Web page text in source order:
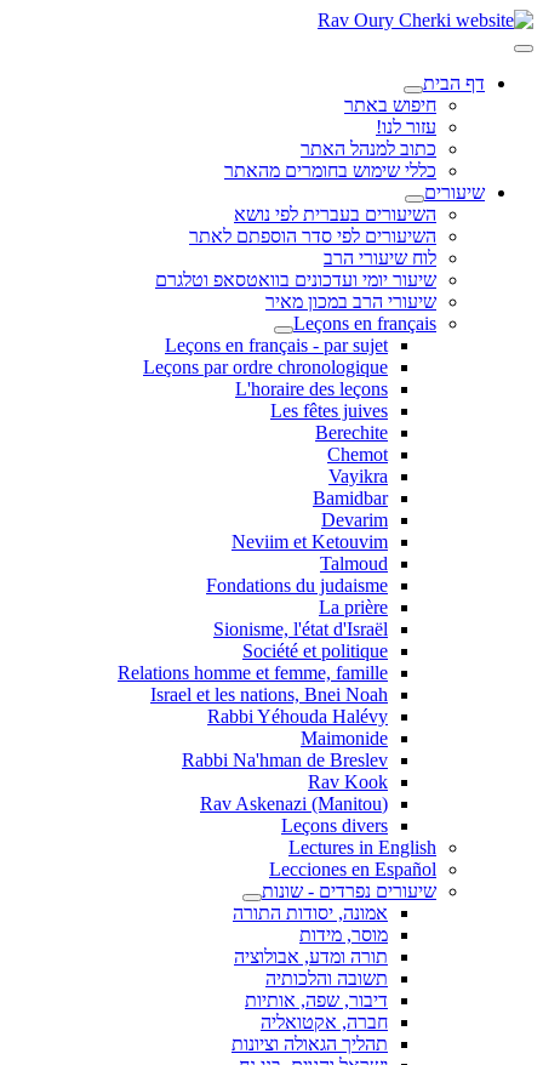
דף הבית
חיפוש באתר
עזור לנו!
כתוב למנהל האתר
כללי שימוש בחומרים מהאתר
שיעורים
השיעורים בעברית לפי נושא
השיעורים לפי סדר הוספתם לאתר
לוח שיעורי הרב
שיעור יומי ועדכונים בוואטסאפ וטלגרם
שיעורי הרב במכון מאיר
Leçons en français
Leçons en français - par sujet
Leçons par ordre chronologique
L'horaire des leçons
Les fêtes juives
Berechite
Chemot
Vayikra
Bamidbar
Devarim
Neviim et Ketouvim
Talmoud
Fondations du judaisme
La prière
Sionisme, l'état d'Israël
Société et politique
Relations homme et femme, famille
Israel et les nations, Bnei Noah
Rabbi Yéhouda Halévy
Maimonide
Rabbi Na'hman de Breslev
Rav Kook
(Rav Askenazi (Manitou
Leçons divers
Lectures in English
Lecciones en Español
שיעורים נפרדים - שונות
אמונה, יסודות התורה
מוסר, מידות
תורה ומדע, אבולוציה
תשובה והלכותיה
דיבור, שפה, אותיות
חברה, אקטואליה
תהליך הגאולה וציונות